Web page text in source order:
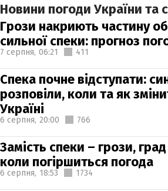
Новини погоди України та
Грози накриють частину
сильної спеки: прогноз
7 серпня, 06:21 411
Спека почне відступати:
розповіли, коли та як
Україні
6 серпня, 20:00 766
Замість спеки – грози,
коли погіршиться погода
6 серпня, 18:53 1734